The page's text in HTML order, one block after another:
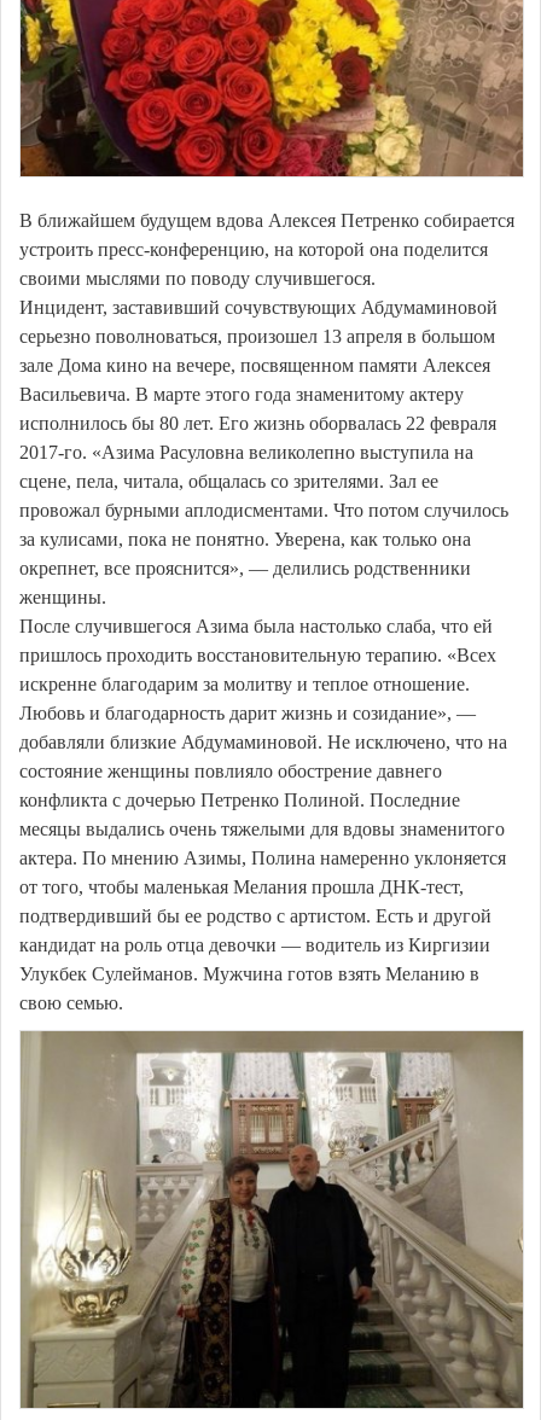
В ближайшем будущем вдова Алексея Петренко собирается
устроить пресс-конференцию, на которой она поделится
своими мыслями по поводу случившегося.
Инцидент, заставивший сочувствующих Абдумаминовой
серьезно поволноваться, произошел 13 апреля в большом
зале Дома кино на вечере, посвященном памяти Алексея
Васильевича. В марте этого года знаменитому актеру
исполнилось бы 80 лет. Его жизнь оборвалась 22 февраля
2017-го. «Азима Расуловна великолепно выступила на
сцене, пела, читала, общалась со зрителями. Зал ее
провожал бурными аплодисментами. Что потом случилось
за кулисами, пока не понятно. Уверена, как только она
окрепнет, все прояснится», — делились родственники
женщины.
После случившегося Азима была настолько слаба, что ей
пришлось проходить восстановительную терапию. «Всех
искренне благодарим за молитву и теплое отношение.
Любовь и благодарность дарит жизнь и созидание», —
добавляли близкие Абдумаминовой. Не исключено, что на
состояние женщины повлияло обострение давнего
конфликта с дочерью Петренко Полиной. Последние
месяцы выдались очень тяжелыми для вдовы знаменитого
актера. По мнению Азимы, Полина намеренно уклоняется
от того, чтобы маленькая Мелания прошла ДНК-тест,
подтвердивший бы ее родство с артистом. Есть и другой
кандидат на роль отца девочки — водитель из Киргизии
Улукбек Сулейманов. Мужчина готов взять Меланию в
свою семью.